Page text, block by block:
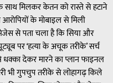
मिलकर केतन को रास्ते से हटाने
के मोबाइल से मिली
से पता चला है कि सिया और
पर ‘हत्या के अचूक तरीके’ सर्च
देकर मारने का प्लान फाइनल
भी गुपचुप तरीके से लोहागढ़ किले